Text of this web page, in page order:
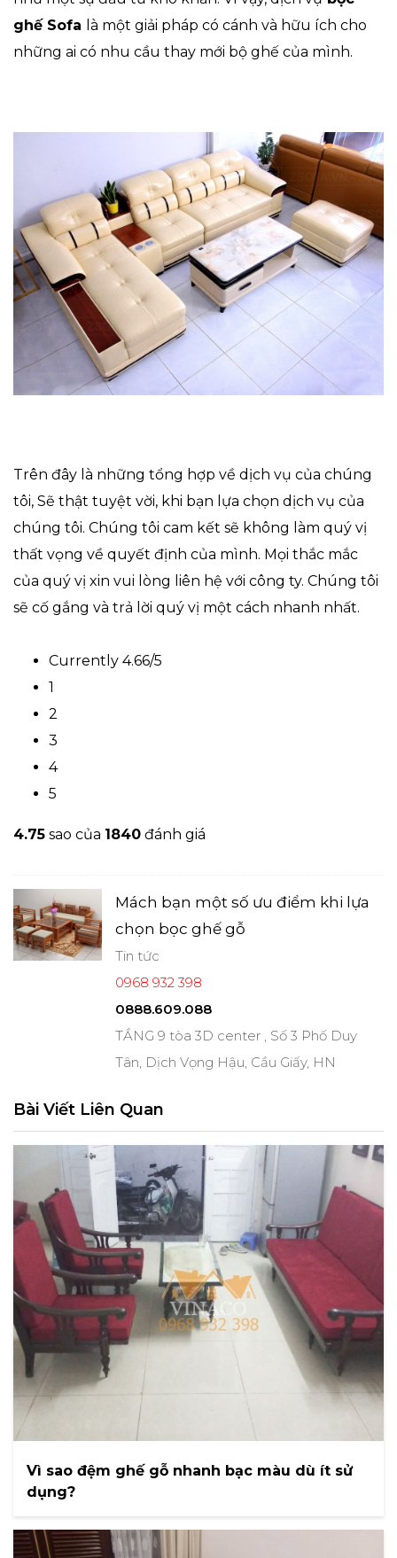
ghế Sofa là một giải pháp có cánh và hữu ích cho
những ai có nhu cầu thay mới bộ ghế của mình.
Trên đây là những tổng hợp về dịch vụ của chúng
tôi, Sẽ thật tuyệt vời, khi bạn lựa chọn dịch vụ của
chúng tôi. Chúng tôi cam kết sẽ không làm quý vị
thất vọng về quyết định của mình. Mọi thắc mắc
của quý vị xin vui lòng liên hệ với công ty. Chúng tôi
sẽ cố gắng và trả lời quý vị một cách nhanh nhất.
Currently 4.66/5
1
2
3
4
5
4.75 sao của 1840 đánh giá
Mách bạn một số ưu điểm khi lựa
chọn bọc ghế gỗ
Tin tức
0968 932 398
0888.609.088
TẦNG 9 tòa 3D center , Số 3 Phố Duy
Tân, Dịch Vọng Hậu, Cầu Giấy, HN
Bài Viết Liên Quan
Vì sao đệm ghế gỗ nhanh bạc màu dù ít sử
dụng?